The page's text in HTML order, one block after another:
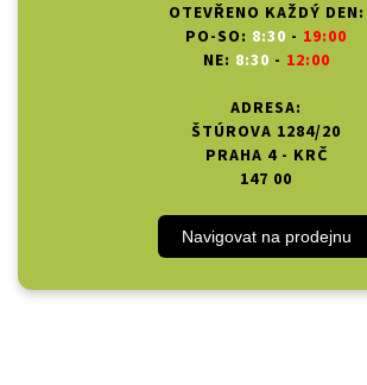
OTEVŘENO KAŽDÝ DEN:
PO-SO: 8:30 - 19:00
NE: 8:30 - 12:00
ADRESA:
ŠTÚROVA 1284/20
PRAHA 4 - KRČ
147 00
Navigovat na prodejnu